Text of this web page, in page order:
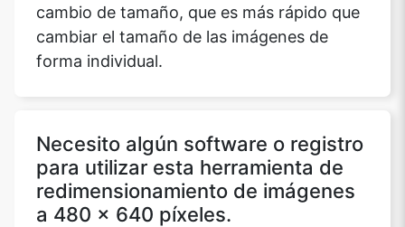
cambio de tamaño, que es más rápido que
cambiar el tamaño de las imágenes de
forma individual.
Necesito algún software o registro
para utilizar esta herramienta de
redimensionamiento de imágenes
a 480 x 640 píxeles.